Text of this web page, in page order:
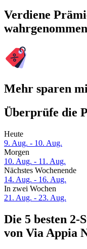
Verdiene
Mehr sparen
Überprüfe die
Heute
9. Aug. - 10. Aug.
Morgen
10. Aug. - 11. Aug.
Nächstes Wochenende
14. Aug. - 16. Aug.
In zwei Wochen
21. Aug. - 23. Aug.
Die 5 besten 2-
von Via Appia